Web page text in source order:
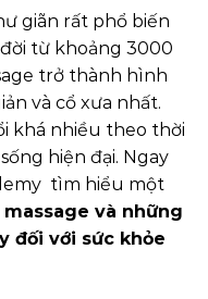
giãn rất phổ biến
đời từ khoảng 3000
trở thành hình
và cổ xưa nhất.
khá nhiều theo thời
hiện đại. Ngay
tìm hiểu một
và những
đối với sức khỏe